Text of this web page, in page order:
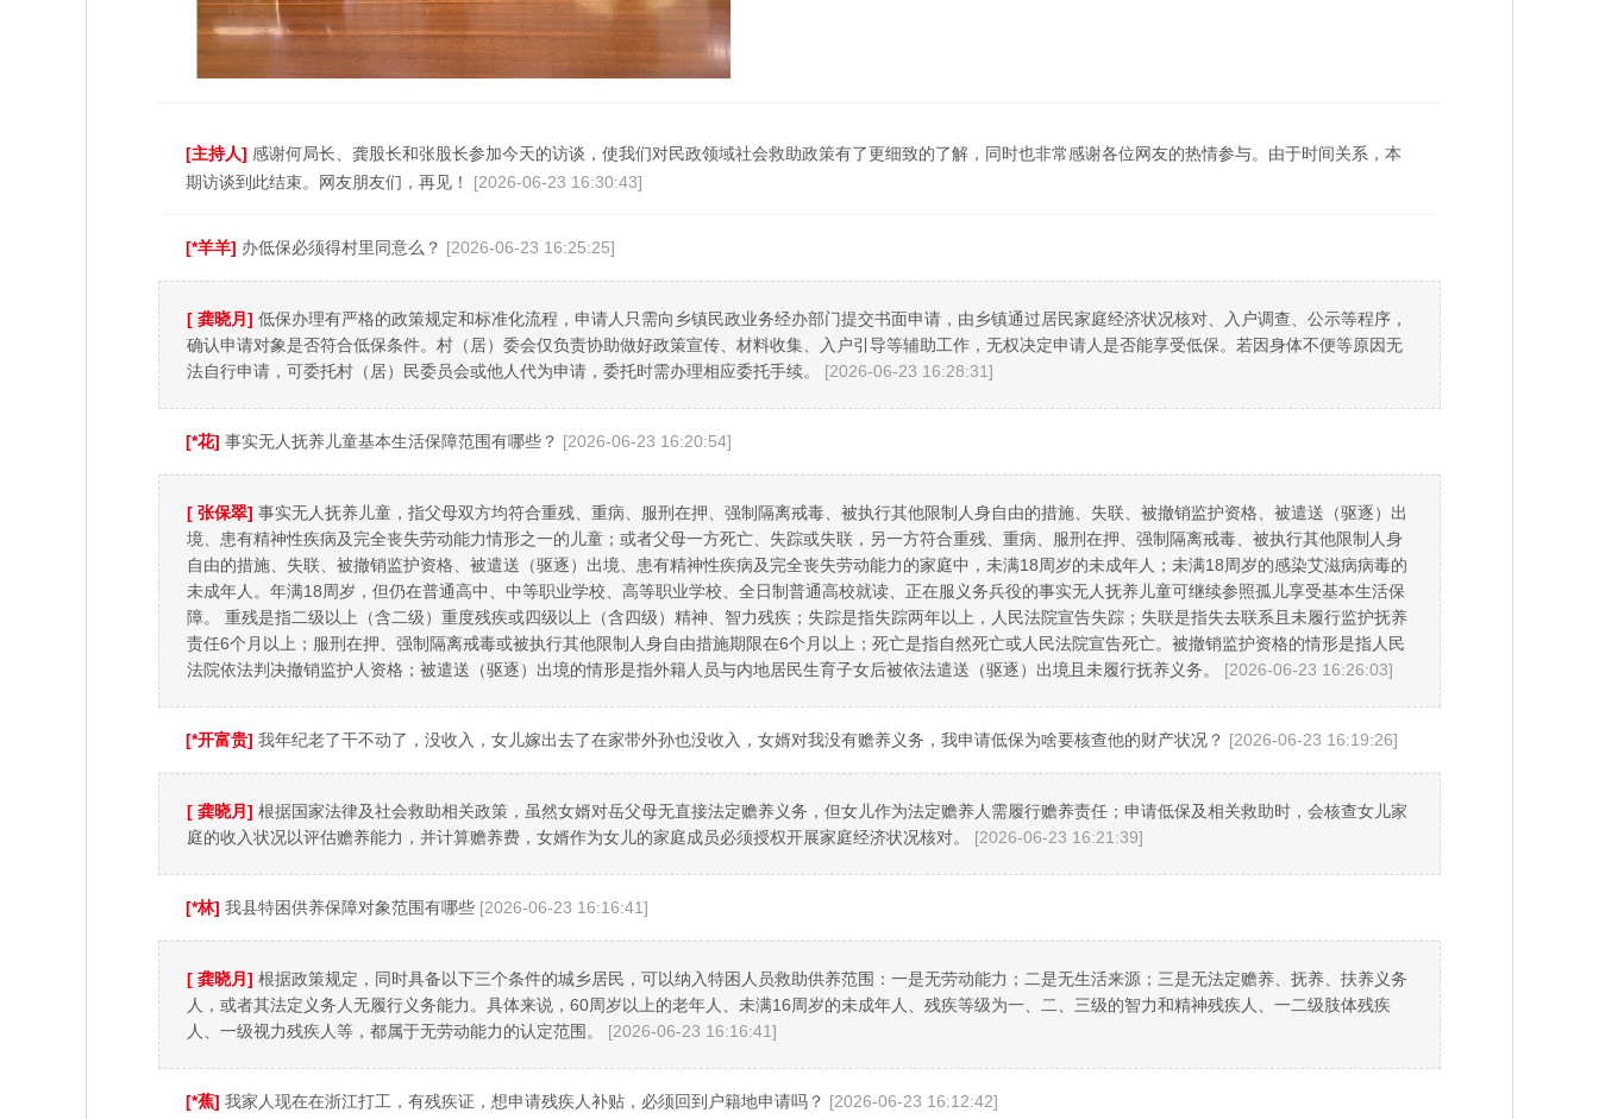
[主持人] 感谢何局长、龚股长和张股长参加今天的访谈，使我们对民政领域社会救助政策有了更细致的了解，同时也非常感谢各位网友的热情参与。由于时间关系，本
期访谈到此结束。网友朋友们，再见！
[2026-06-23 16:30:43]
[*羊羊] 办低保必须得村里同意么？ [2026-06-23 16:25:25]
[ 龚晓月] 低保办理有严格的政策规定和标准化流程，申请人只需向乡镇民政业务经办部门提交书面申请，由乡镇通过居民家庭经济状况核对、入户调查、公示等程序，
确认申请对象是否符合低保条件。村（居）委会仅负责协助做好政策宣传、材料收集、入户引导等辅助工作，无权决定申请人是否能享受低保。若因身体不便等原因无
法自行申请，可委托村（居）民委员会或他人代为申请，委托时需办理相应委托手续。
[2026-06-23 16:28:31]
[*花] 事实无人抚养儿童基本生活保障范围有哪些？ [2026-06-23 16:20:54]
[ 张保翠] 事实无人抚养儿童，指父母双方均符合重残、重病、服刑在押、强制隔离戒毒、被执行其他限制人身自由的措施、失联、被撤销监护资格、被遣送（驱逐）出
境、患有精神性疾病及完全丧失劳动能力情形之一的儿童；或者父母一方死亡、失踪或失联，另一方符合重残、重病、服刑在押、强制隔离戒毒、被执行其他限制人身
自由的措施、失联、被撤销监护资格、被遣送（驱逐）出境、患有精神性疾病及完全丧失劳动能力的家庭中，未满18周岁的未成年人；未满18周岁的感染艾滋病病毒的
未成年人。年满18周岁，但仍在普通高中、中等职业学校、高等职业学校、全日制普通高校就读、正在服义务兵役的事实无人抚养儿童可继续参照孤儿享受基本生活保
障。 重残是指二级以上（含二级）重度残疾或四级以上（含四级）精神、智力残疾；失踪是指失踪两年以上，人民法院宣告失踪；失联是指失去联系且未履行监护抚养
责任6个月以上；服刑在押、强制隔离戒毒或被执行其他限制人身自由措施期限在6个月以上；死亡是指自然死亡或人民法院宣告死亡。被撤销监护资格的情形是指人民
法院依法判决撤销监护人资格；被遣送（驱逐）出境的情形是指外籍人员与内地居民生育子女后被依法遣送（驱逐）出境且未履行抚养义务。
[2026-06-23 16:26:03]
[*开富贵] 我年纪老了干不动了，没收入，女儿嫁出去了在家带外孙也没收入，女婿对我没有赡养义务，我申请低保为啥要核查他的财产状况？ [2026-06-23 16:19:26]
[ 龚晓月] 根据国家法律及社会救助相关政策，虽然女婿对岳父母无直接法定赡养义务，但女儿作为法定赡养人需履行赡养责任；申请低保及相关救助时，会核查女儿家
庭的收入状况以评估赡养能力，并计算赡养费，女婿作为女儿的家庭成员必须授权开展家庭经济状况核对。
[2026-06-23 16:21:39]
[*林] 我县特困供养保障对象范围有哪些 [2026-06-23 16:16:41]
[ 龚晓月] 根据政策规定，同时具备以下三个条件的城乡居民，可以纳入特困人员救助供养范围：一是无劳动能力；二是无生活来源；三是无法定赡养、抚养、扶养义务
人，或者其法定义务人无履行义务能力。具体来说，60周岁以上的老年人、未满16周岁的未成年人、残疾等级为一、二、三级的智力和精神残疾人、一二级肢体残疾
人、一级视力残疾人等，都属于无劳动能力的认定范围。
[2026-06-23 16:16:41]
[*蕉] 我家人现在在浙江打工，有残疾证，想申请残疾人补贴，必须回到户籍地申请吗？ [2026-06-23 16:12:42]